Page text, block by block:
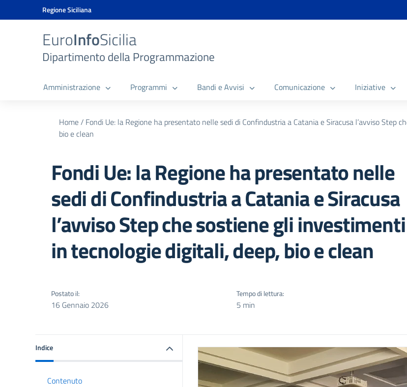
Vai ai contenuti
Vai al menu di navigazione
Vai al banner delle Cookie Policy
Regione Siciliana
EuroInfoSicilia
Dipartimento della Programmazione
Amministrazione Programmi Bandi e Avvisi Comunicazione Iniziative
Home/ Fondi Ue: la Regione ha presentato nelle sedi di Confindustria a Catania e Siracusa l’avviso Step
bio e clean
Fondi Ue: la Regione ha presentato nelle
sedi di Confindustria a Catania e Siracusa
l’avviso Step che sostiene gli investimenti
in tecnologie digitali, deep, bio e clean
Postato il:
16 Gennaio 2026
Tempo di lettura:
5 min
Indice
Contenuto